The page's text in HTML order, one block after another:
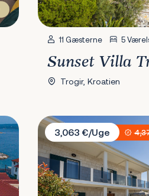
11 Gæsterne 5
Sunset Villa
Trogir, Kroatien
Villa Antico 1934
3,063 €/Uge